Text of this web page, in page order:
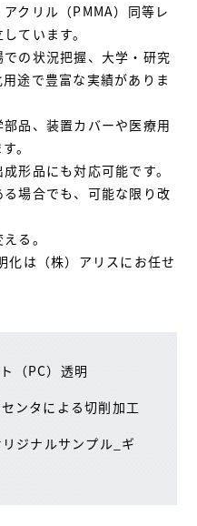
クリル（PMMA）同等レ
ています。
の状況把握、大学・研究
途で豊富な実績がありま
品、装置カバーや医療用
。
形品にも対応可能です。
場合でも、可能な限り改
る。
化は（株）アリスにお任せ
（PC）透明
ンタによる切削加工
リジナルサンプル_ギ